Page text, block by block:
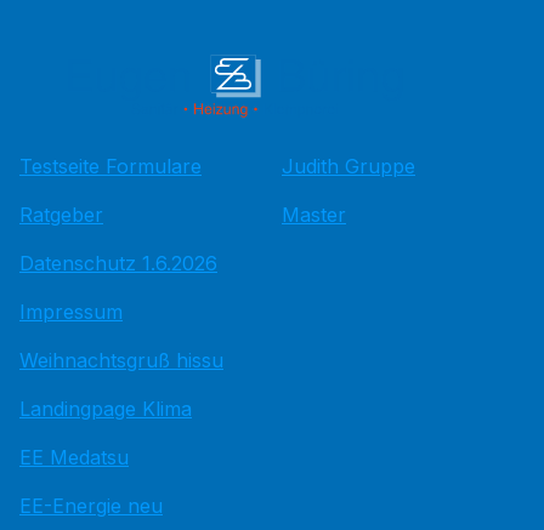
Testseite Formulare
Ratgeber
Datenschutz 1.6.2026
Impressum
Weihnachtsgruß hissu
Landingpage Klima
EE Medatsu
EE-Energie neu
Judith Gruppe
Master